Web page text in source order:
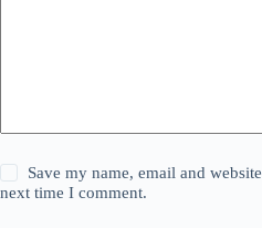
Save my name, email and
next time I comment.